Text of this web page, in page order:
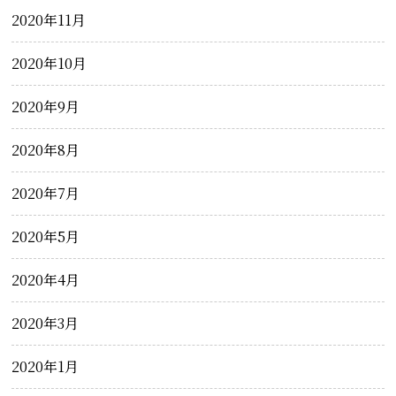
2020年11月
2020年10月
2020年9月
2020年8月
2020年7月
2020年5月
2020年4月
2020年3月
2020年1月